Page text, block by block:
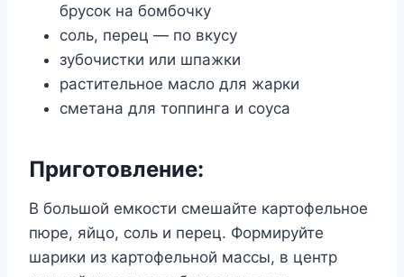
брусок на бомбочку
соль, перец — по вкусу
зубочистки или шпажки
растительное масло для жарки
сметана для топпинга и соуса
Приготовление:
В большой емкости смешайте картофельное
пюре, яйцо, соль и перец. Формируйте
шарики из картофельной массы, в центр